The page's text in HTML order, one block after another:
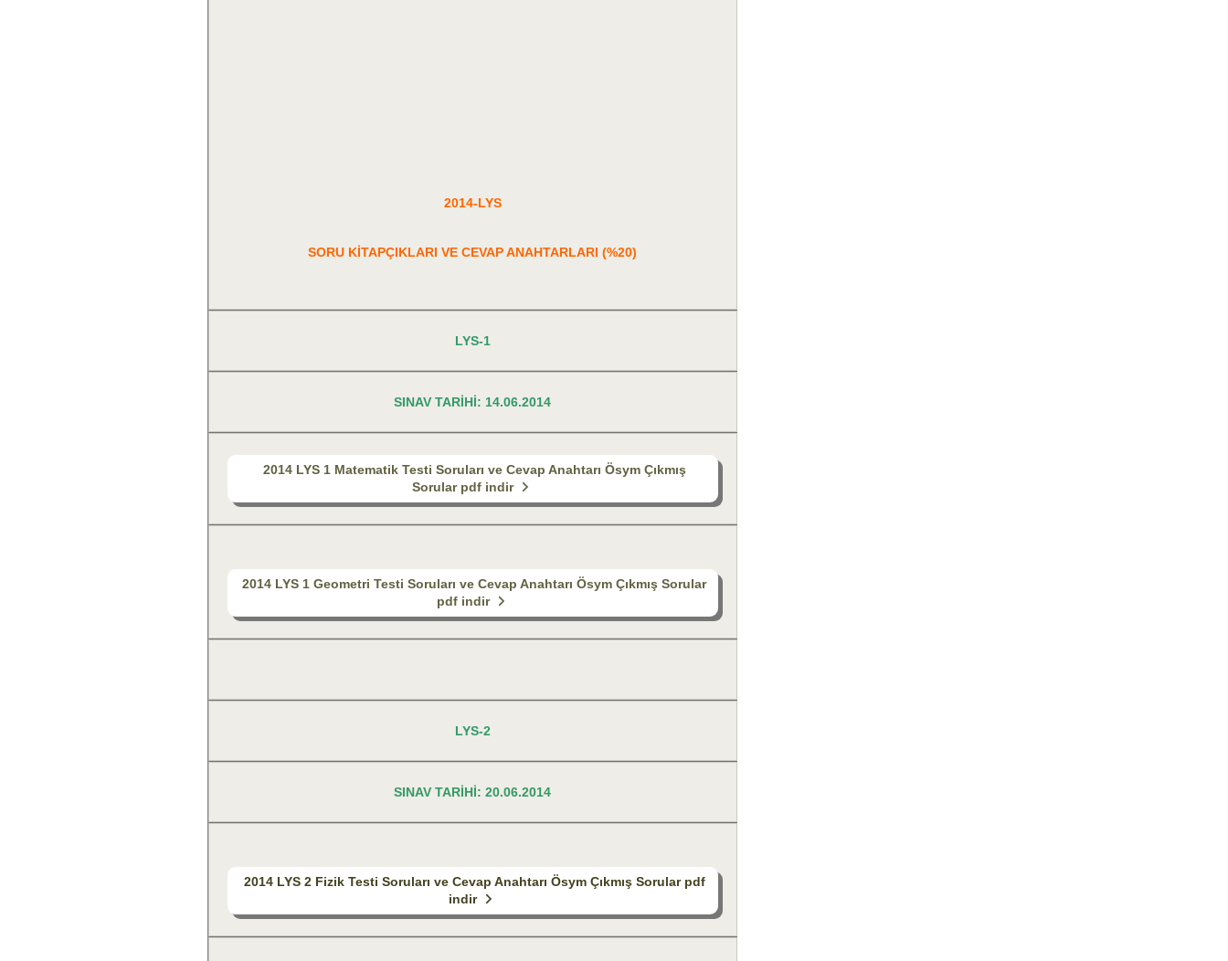
2014-LYS
SORU KİTAPÇIKLARI VE CEVAP ANAHTARLARI (%20)
LYS-1
SINAV TARİHİ: 14.06.2014
2014 LYS 1 Matematik Testi Soruları ve Cevap Anahtarı Ösym Çıkmış
Sorular pdf indir
2014 LYS 1 Geometri Testi Soruları ve Cevap Anahtarı Ösym Çıkmış Sorular
pdf indir
LYS-2
SINAV TARİHİ: 20.06.2014
2014 LYS 2 Fizik Testi Soruları ve Cevap Anahtarı Ösym Çıkmış Sorular pdf
indir